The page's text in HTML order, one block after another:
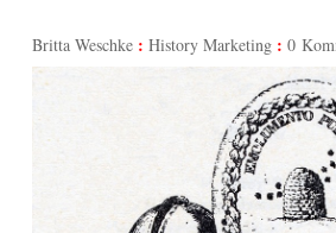
Britta Weschke History Marketing 0